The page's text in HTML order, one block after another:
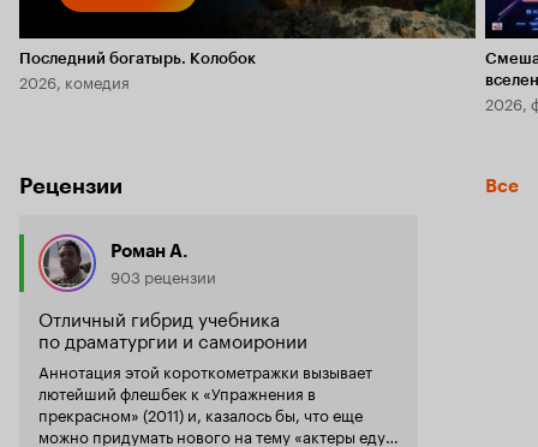
Последний богатырь. Колобок
2026, комедия
2026,
Рецензии Все
Роман А.
903 рецензии
Отличный гибрид учебника
по драматургии и самоиронии
Аннотация этой короткометражки вызывает
лютейший флешбек к «Упражнения в
прекрасном» (2011) и, казалось бы, что еще
можно придумать нового на тему «актеры едут